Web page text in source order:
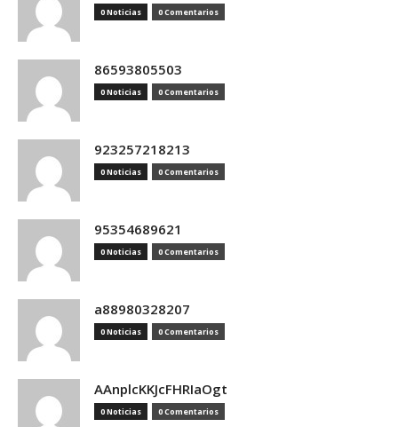
0 Noticias 0 Comentarios
86593805503
0 Noticias 0 Comentarios
923257218213
0 Noticias 0 Comentarios
95354689621
0 Noticias 0 Comentarios
a88980328207
0 Noticias 0 Comentarios
AAnplcKKJcFHRIaOgt
0 Noticias 0 Comentarios